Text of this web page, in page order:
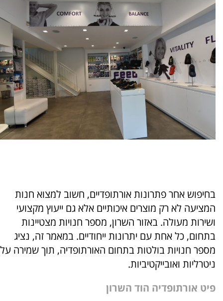
בחיפוש אחר פתרונות אורתופדיים, חשוב למצוא חנות
המציעה לא רק מוצרים איכותיים אלא גם ייעוץ מקצועי
ושירות מעולה. באזור השרון, מספר חנויות מצטיינות
בתחום, כל אחת עם יתרונות ייחודיים. במאמר זה, נציג
מספר חנויות בולטות בתחום האורתופדיה, תוך שמירה על
ניטרליות ואובייקטיביות.
פיט אורתופדיה הוד השרון